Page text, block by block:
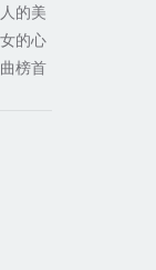
的美
的心
榜首